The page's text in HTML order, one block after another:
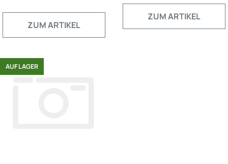
ZUM ARTIKEL
ZUM ARTIKEL
AUF LAGER